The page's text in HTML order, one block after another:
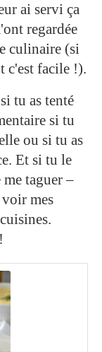
ai servi ça
regardée
culinaire (si
c'est facile !).
tu as tenté
si tu
ou si tu as
Et si tu le
taguer –
mes